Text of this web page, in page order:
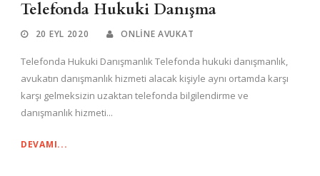
Telefonda Hukuki Danışma
20 EYL 2020 ONLINE AVUKAT
Telefonda Hukuki Danışmanlık Telefonda hukuki danışmanlık,
avukatın danışmanlık hizmeti alacak kişiyle aynı ortamda karşı
karşı gelmeksizin uzaktan telefonda bilgilendirme ve
danışmanlık hizmeti...
DEVAMI...